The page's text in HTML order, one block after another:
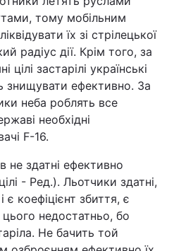
тому мобільним
їх зі стрілецької
радіус дії. Крім того, за
цілі застарілі українські
знищувати ефективно. За
неба роблять все
необхідні
F-16.
не здатні ефективно
- Ред.). Льотчики здатні,
коефіцієнт збиття, є
недостатньо, бо
Не бачить той